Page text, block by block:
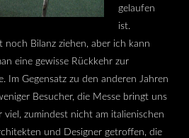
gelaufen
ist.
noch Bilanz ziehen, aber ich kann
eine gewisse Rückkehr zur
Im Gegensatz zu den anderen Jahren
Besucher, die Messe bringt uns
zumindest nicht am italienischen
und Designer getroffen, die